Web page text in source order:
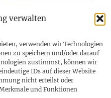
verwalten
verwenden wir Technologien
zu speichern und/oder darauf
zustimmst, können wir
IDs auf dieser Website
nicht erteilst oder
und Funktionen
81 67